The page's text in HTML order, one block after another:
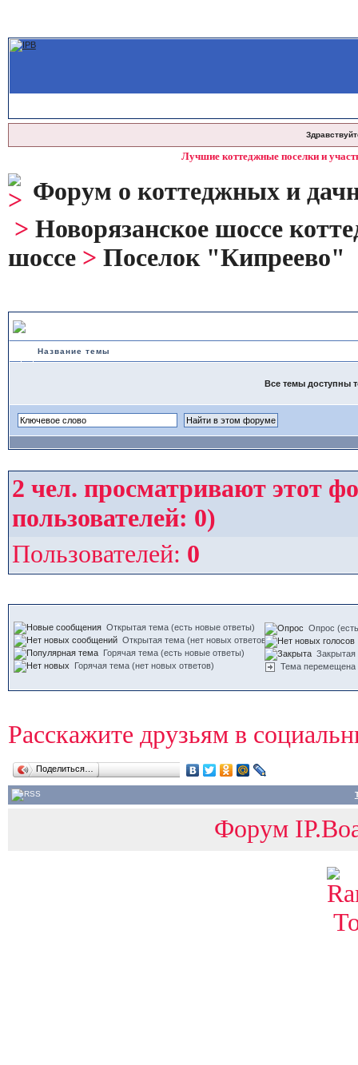
Лучшие коттеджные поселки и
Форум о коттеджных и
> Новорязанское шоссе
шоссе> Поселок "Кипреево"
Название темы
Все темы доступны
2 чел. просматривают этот
пользователей: 0)
Пользователей: 0
Открытая тема (есть новые ответы)
Открытая тема (нет новых ответов)
Горячая тема (есть новые ответы)
Горячая тема (нет новых ответов)
Опрос
Закрытая
Тема перемещена
Расскажите друзьям в
Поделиться…
Форум